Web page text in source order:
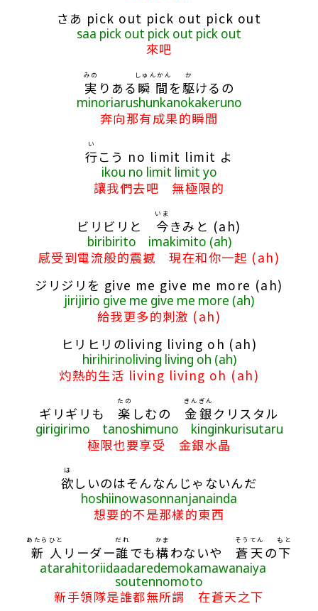
さあ pick out pick out pick out
saa pick out pick out pick out
來吧
実
みの
りある 瞬間
しゅんかん
を駆
か
けるの
minoriarushunkanokakeruno
奔向那有成果的瞬間
行
い
こう no limit limit よ
ikou no limit limit yo
讓我們去吧 無極限的
ビリビリと 今
いま
きみと (ah)
biribirito imakimito (ah)
感受到電流般的震撼 現在和你一起 (ah)
ジリジリを give me give me more (ah)
jirijirio give me give me more (ah)
給我更多的刺激 (ah)
ヒリヒリのliving living oh (ah)
hirihirinoliving living oh (ah)
灼熱的生活 living living oh (ah)
ギリギリも楽
たの
しむの 金銀
きんぎん
クリスタル
girigirimo tanoshimuno kinginkurisutaru
極限也要享受 金銀水晶
欲
ほ
しいのはそんなんじゃないんだ
hoshiinowasonnanjanainda
想要的不是那樣的東西
新
あたら
人
ひと
リーダー誰
だれ
でも構
かま
わないや 蒼天
そうてん
の下
もと
atarahitoriidaadaredemokamawanaiya
soutennomoto
新手領隊是誰都無所謂 在蒼天之下